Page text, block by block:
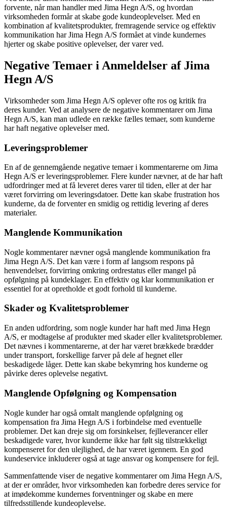
forvente, når man handler med Jima Hegn A/S, og hvordan
virksomheden formår at skabe gode kundeoplevelser. Med en
kombination af kvalitetsprodukter, fremragende service og effektiv
kommunikation har Jima Hegn A/S formået at vinde kundernes
hjerter og skabe positive oplevelser, der varer ved.
Negative Temaer i Anmeldelser af Jima
Hegn A/S
Virksomheder som Jima Hegn A/S oplever ofte ros og kritik fra
deres kunder. Ved at analysere de negative kommentarer om Jima
Hegn A/S, kan man udlede en række fælles temaer, som kunderne
har haft negative oplevelser med.
Leveringsproblemer
En af de gennemgående negative temaer i kommentarerne om Jima
Hegn A/S er leveringsproblemer. Flere kunder nævner, at de har haft
udfordringer med at få leveret deres varer til tiden, eller at der har
været forvirring om leveringsdatoer. Dette kan skabe frustration hos
kunderne, da de forventer en smidig og rettidig levering af deres
materialer.
Manglende Kommunikation
Nogle kommentarer nævner også manglende kommunikation fra
Jima Hegn A/S. Det kan være i form af langsom respons på
henvendelser, forvirring omkring ordrestatus eller mangel på
opfølgning på kundeklager. En effektiv og klar kommunikation er
essentiel for at opretholde et godt forhold til kunderne.
Skader og Kvalitetsproblemer
En anden udfordring, som nogle kunder har haft med Jima Hegn
A/S, er modtagelse af produkter med skader eller kvalitetsproblemer.
Det nævnes i kommentarerne, at der har været brækkede brædder
under transport, forskellige farver på dele af hegnet eller
beskadigede låger. Dette kan skabe bekymring hos kunderne og
påvirke deres oplevelse negativt.
Manglende Opfølgning og Kompensation
Nogle kunder har også omtalt manglende opfølgning og
kompensation fra Jima Hegn A/S i forbindelse med eventuelle
problemer. Det kan dreje sig om forsinkelser, fejlleverancer eller
beskadigede varer, hvor kunderne ikke har følt sig tilstrækkeligt
kompenseret for den ulejlighed, de har været igennem. En god
kundeservice inkluderer også at tage ansvar og kompensere for fejl.
Sammenfattende viser de negative kommentarer om Jima Hegn A/S,
at der er områder, hvor virksomheden kan forbedre deres service for
at imødekomme kundernes forventninger og skabe en mere
tilfredsstillende kundeoplevelse.